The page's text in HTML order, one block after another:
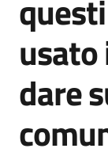
dare